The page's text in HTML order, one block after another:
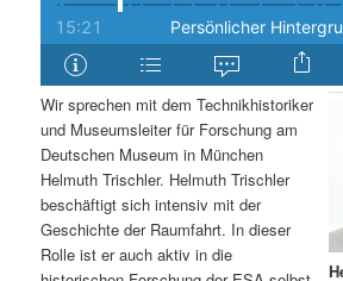
n
Wir sprechen mit dem Technikhistoriker
und Museumsleiter für Forschung am
Deutschen Museum in München
Helmuth Trischler. Helmuth Trischler
beschäftigt sich intensiv mit der
Geschichte der Raumfahrt. In dieser
Rolle ist er auch aktiv in die